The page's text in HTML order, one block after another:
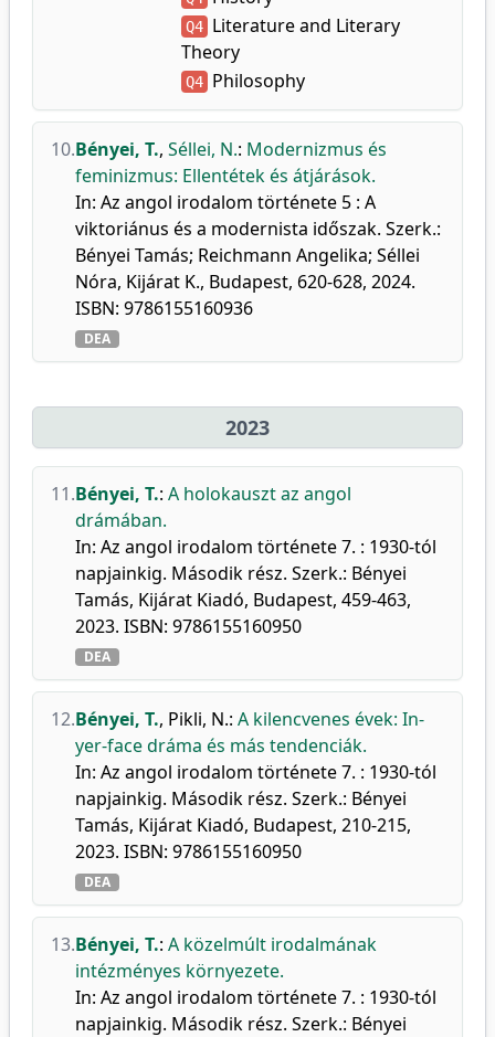
Q4 Literature and Literary
Theory
Q4 Philosophy
10.Bényei, T., Séllei, N.: Modernizmus és
feminizmus: Ellentétek és átjárások.
In: Az angol irodalom története 5 : A
viktoriánus és a modernista időszak. Szerk.:
Bényei Tamás; Reichmann Angelika; Séllei
Nóra, Kijárat K., Budapest, 620-628, 2024.
ISBN: 9786155160936
DEA
2023
11.Bényei, T.: A holokauszt az angol
drámában.
In: Az angol irodalom története 7. : 1930-tól
napjainkig. Második rész. Szerk.: Bényei
Tamás, Kijárat Kiadó, Budapest, 459-463,
2023. ISBN: 9786155160950
DEA
12.Bényei, T., Pikli, N.: A kilencvenes évek: In-
yer-face dráma és más tendenciák.
In: Az angol irodalom története 7. : 1930-tól
napjainkig. Második rész. Szerk.: Bényei
Tamás, Kijárat Kiadó, Budapest, 210-215,
2023. ISBN: 9786155160950
DEA
13.Bényei, T.: A közelmúlt irodalmának
intézményes környezete.
In: Az angol irodalom története 7. : 1930-tól
napjainkig. Második rész. Szerk.: Bényei